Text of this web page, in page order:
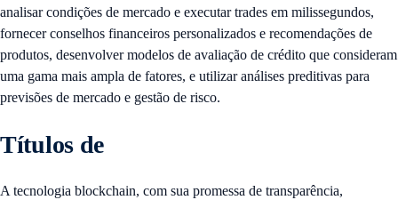
analisar condições de mercado e executar trades em milissegundos,
fornecer conselhos financeiros personalizados e recomendações de
produtos, desenvolver modelos de avaliação de crédito que consideram
uma gama mais ampla de fatores, e utilizar análises preditivas para
previsões de mercado e gestão de risco.
Títulos de
A tecnologia blockchain, com sua promessa de transparência,